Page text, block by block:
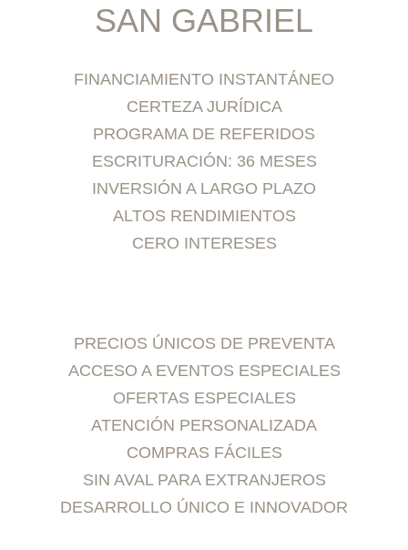
SAN GABRIEL
FINANCIAMIENTO INSTANTÁNEO
CERTEZA JURÍDICA
PROGRAMA DE REFERIDOS
ESCRITURACIÓN: 36 MESES
INVERSIÓN A LARGO PLAZO
ALTOS RENDIMIENTOS
CERO INTERESES
PRECIOS ÚNICOS DE PREVENTA
ACCESO A EVENTOS ESPECIALES
OFERTAS ESPECIALES
ATENCIÓN PERSONALIZADA
COMPRAS FÁCILES
SIN AVAL PARA EXTRANJEROS
DESARROLLO ÚNICO E INNOVADOR